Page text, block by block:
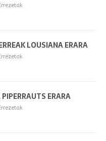
LOUSIANA ERARA
ERARA